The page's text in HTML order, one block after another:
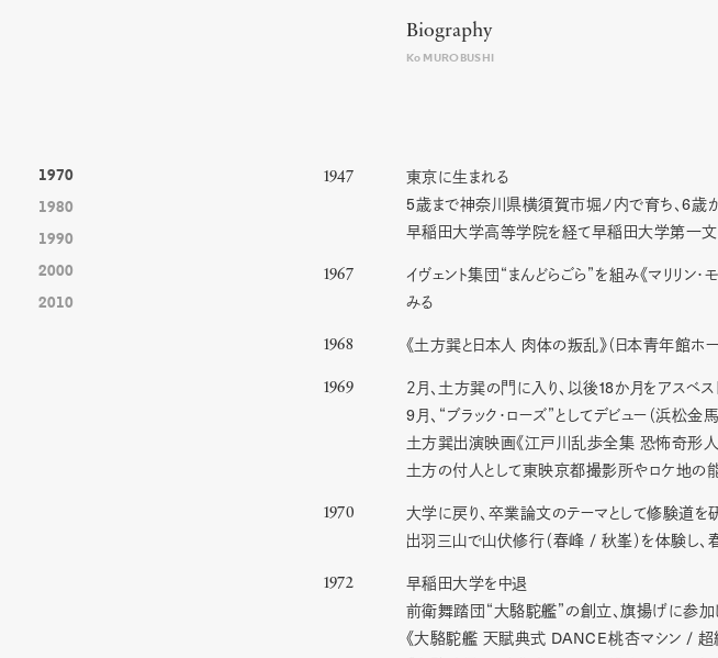
Biography
Ko MUROBUSHI
1970
1980
1990
2000
2010
1947 東京に生まれる
5歳まで神奈川県横須賀市堀ノ内で育ち、6歳
早稲田大学高等学院を経て早稲田大学第一
1967 イヴェント集団“まんどらごら”を組み《マリリン・
みる
1968 《土方巽と日本人 肉体の叛乱》（日本青年館ホ
1969 2月、土方巽の門に入り、以後18か月をアスベス
9月、“ブラック・ローズ”としてデビュー（浜松金
土方巽出演映画《江戸川乱歩全集 恐怖奇形人
土方の付人として東映京都撮影所やロケ地の
1970
大学に戻り、卒業論文のテーマとして修験道を
出羽三山で山伏修行（春峰 / 秋峯）を体験し、
1972
早稲田大学を中退
前衛舞踏団“大駱駝艦”の創立、旗揚げに参加
《大駱駝艦 天賦典式 DANCE桃杏マシン / 超